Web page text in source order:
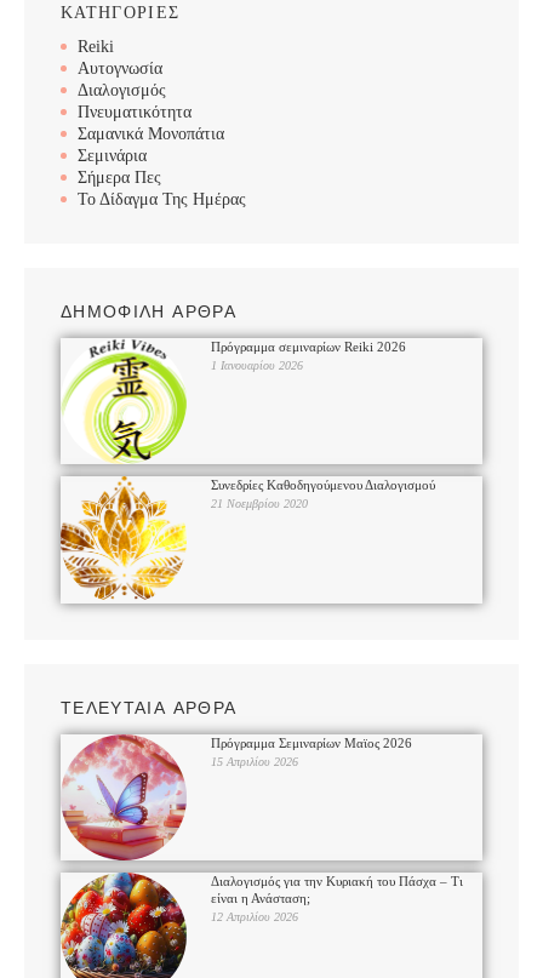
ΚΑΤΗΓΟΡΙΕΣ
Reiki
Αυτογνωσία
Διαλογισμός
Πνευματικότητα
Σαμανικά Μονοπάτια
Σεμινάρια
Σήμερα Πες
Το Δίδαγμα Της Ημέρας
ΔΗΜΟΦΙΛΗ ΑΡΘΡΑ
Πρόγραμμα σεμιναρίων Reiki 2026
1 Ιανουαρίου 2026
Συνεδρίες Καθοδηγούμενου Διαλογισμού
21 Νοεμβρίου 2020
ΤΕΛΕΥΤΑΙΑ ΑΡΘΡΑ
Πρόγραμμα Σεμιναρίων Μαϊος 2026
15 Απριλίου 2026
Διαλογισμός για την Κυριακή του Πάσχα – Τι
είναι η Ανάσταση;
12 Απριλίου 2026